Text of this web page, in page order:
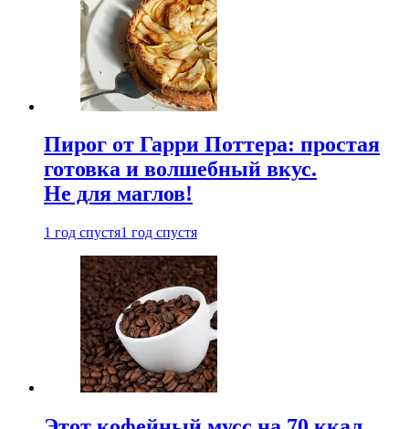
Пирог от Гарри Поттера: простая
готовка и волшебный вкус.
Не для маглов!
1 год спустя1 год спустя